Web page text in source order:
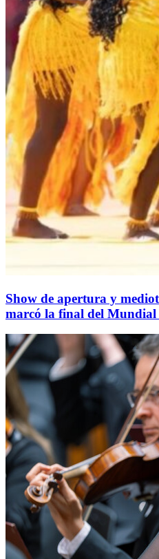
Show de apertura y
marcó la final del Mundial